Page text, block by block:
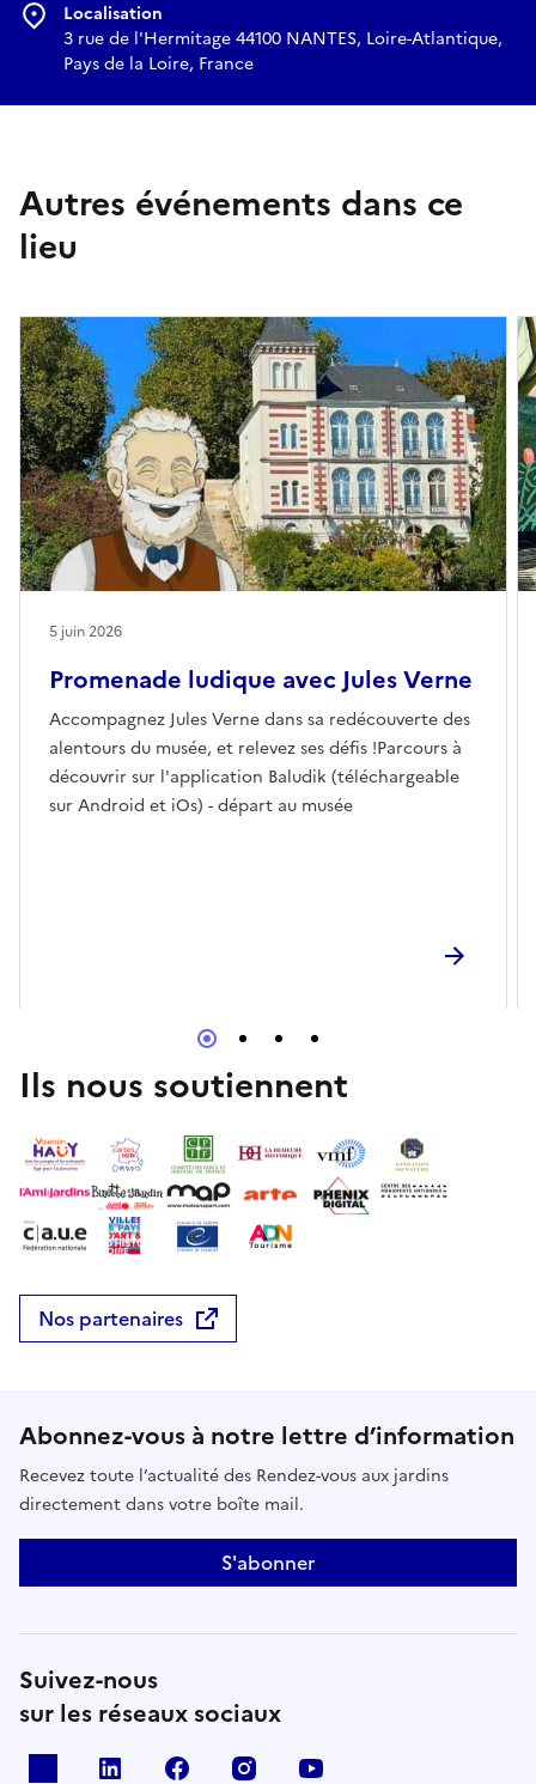
Localisation
3 rue de l'Hermitage 44100 NANTES, Loire-Atlantique,
Pays de la Loire, France
Autres événements dans ce
lieu
Promenade ludique avec Jules Verne
Accompagnez Jules Verne dans sa redécouverte des
alentours du musée, et relevez ses défis !Parcours à
découvrir sur l'application Baludik (téléchargeable
sur Android et iOs) - départ au musée
5 juin 2026
Ils nous soutiennent
Nos partenaires
Abonnez-vous à notre lettre d’information
Recevez toute l’actualité des Rendez-vous aux jardins
directement dans votre boîte mail.
S'abonner
Suivez-nous
sur les réseaux sociaux
Linkedin Facebook Instagram